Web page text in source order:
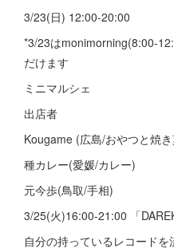
3/23(日) 12:00-20:00
*3/23はmonimorning(8:00-
だけます
ミニマルシェ
出店者
Kougame (広島/おやつと焼
種カレー(愛媛/カレー)
元今歩(鳥取/手相)
3/25(火)16:00-21:00 「
自分の持っているレコード